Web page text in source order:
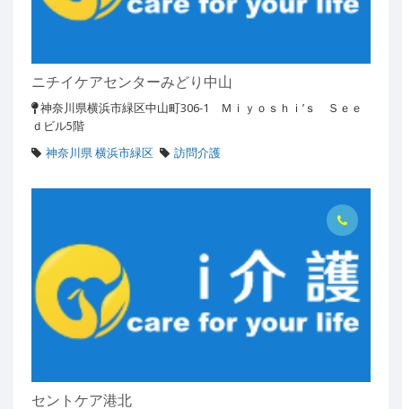
ニチイケアセンターみどり中山
神奈川県横浜市緑区中山町306-1 Ｍｉｙｏｓｈｉ’ｓ Ｓｅｅ
ｄビル5階
神奈川県 横浜市緑区
訪問介護
セントケア港北